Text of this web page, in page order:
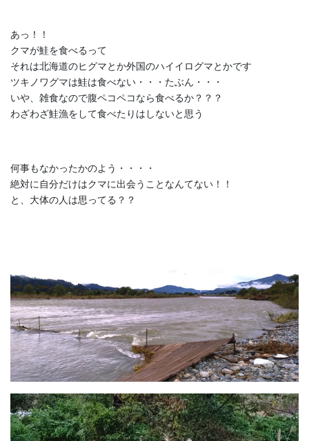
あっ！！
クマが鮭を食べるって
それは北海道のヒグマとか外国のハイイログマとかです
ツキノワグマは鮭は食べない・・・たぶん・・・
いや、雑食なので腹ペコペコなら食べるか？？？
わざわざ鮭漁をして食べたりはしないと思う
何事もなかったかのよう・・・・
絶対に自分だけはクマに出会うことなんてない！！
と、大体の人は思ってる？？